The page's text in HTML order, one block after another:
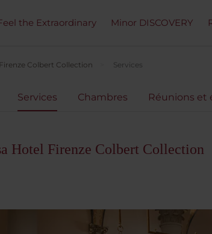
the Extraordinary Minor DISCOVERY
Colbert Collection Services
Services Chambres Réunions et
Hotel Firenze Colbert Collection